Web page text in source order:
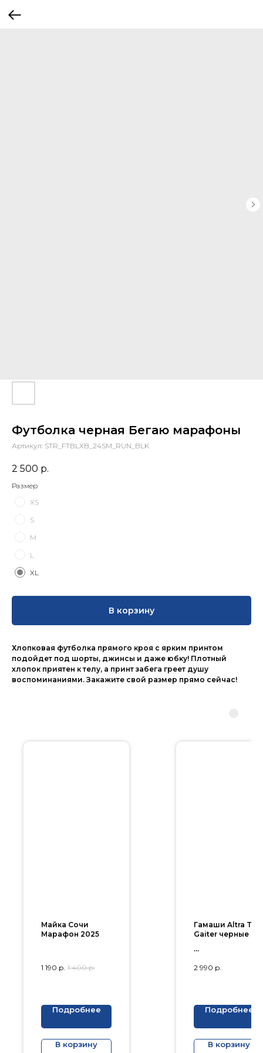
Футболка черная Бегаю марафоны
Артикул: STR_FTBLXB_24SM_RUN_BLK
2 500 р.
Размер
XS
S
M
L
XL
В корзину
Хлопковая футболка прямого кроя с ярким принтом
подойдет под шорты, джинсы и даже юбку! Плотный
хлопок приятен к телу, а принт забега греет душу
воспоминаниями. Закажите свой размер прямо сейчас!
Майка Сочи
Марафон 2025
1 190 р. 1 400 р.
Подробнее
В корзину
Гамаши Altra Trail
Gaiter черные
2 990 р.
Подробнее
В корзину